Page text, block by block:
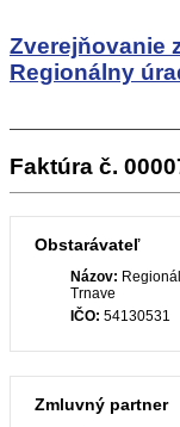
Zverejňovanie
Regionálny
Faktúra č.
Obstarávateľ
Názov:
Trnave
IČO: 54130531
Zmluvný partner